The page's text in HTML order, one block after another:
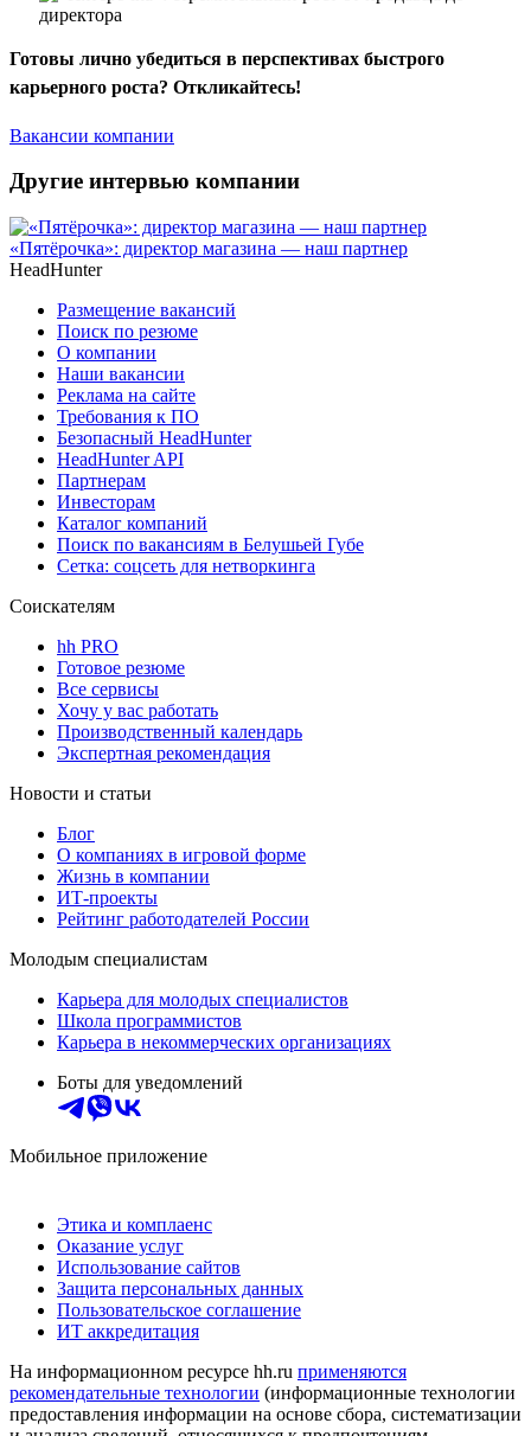
Готовы лично убедиться в перспективах быстрого
карьерного роста? Откликайтесь!
Вакансии компании
Другие интервью компании
«Пятёрочка»: директор магазина — наш партнер
HeadHunter
Размещение вакансий
Поиск по резюме
О компании
Наши вакансии
Реклама на сайте
Требования к ПО
Безопасный HeadHunter
HeadHunter API
Партнерам
Инвесторам
Каталог компаний
Поиск по вакансиям в Белушьей Губе
Сетка: соцсеть для нетворкинга
Соискателям
hh PRO
Готовое резюме
Все сервисы
Хочу у вас работать
Производственный календарь
Экспертная рекомендация
Новости и статьи
Блог
О компаниях в игровой форме
Жизнь в компании
ИТ-проекты
Рейтинг работодателей России
Молодым специалистам
Карьера для молодых специалистов
Школа программистов
Карьера в некоммерческих организациях
Боты для уведомлений
Мобильное приложение
Этика и комплаенс
Оказание услуг
Использование сайтов
Защита персональных данных
Пользовательское соглашение
ИТ аккредитация
На информационном ресурсе hh.ru применяются
рекомендательные технологии (информационные технологии
предоставления информации на основе сбора, систематизации